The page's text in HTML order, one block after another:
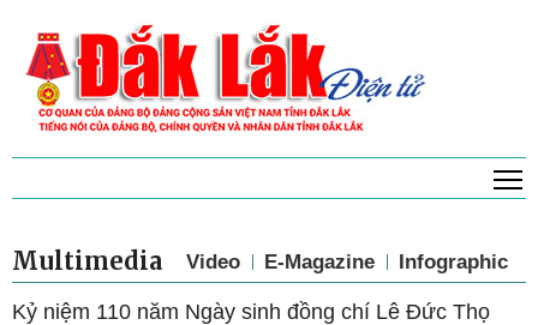
Multimedia Video E-Magazine Infographic
Kỷ niệm 110 năm Ngày sinh đồng chí Lê Đức Thọ